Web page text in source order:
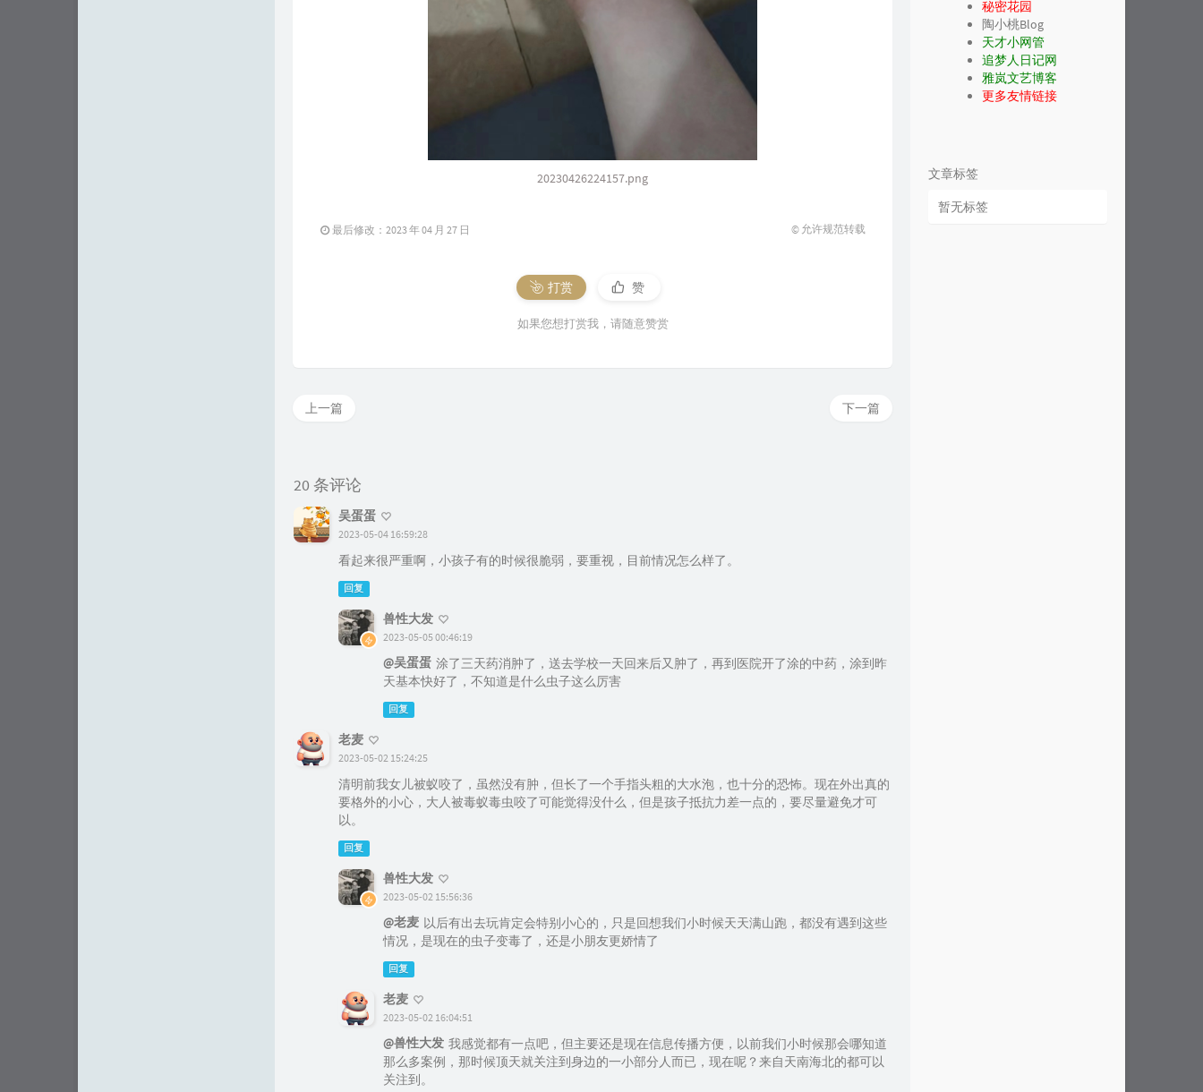
20230426224157.png
最后修改：2023 年 04 月 27 日 © 允许规范转载
打赏 赞
如果您想打赏我，请随意赞赏
下一篇
上一篇
20 条评论
吴蛋蛋
2023-05-04 16:59:28
看起来很严重啊，小孩子有的时候很脆弱，要重视，目前情况怎么样了。
回复
兽性大发
2023-05-05 00:46:19
@吴蛋蛋 涂了三天药消肿了，送去学校一天回来后又肿了，再到医院开了涂的中药，涂到昨
天基本快好了，不知道是什么虫子这么厉害
回复
老麦
2023-05-02 15:24:25
清明前我女儿被蚁咬了，虽然没有肿，但长了一个手指头粗的大水泡，也十分的恐怖。现在外出真的
要格外的小心，大人被毒蚁毒虫咬了可能觉得没什么，但是孩子抵抗力差一点的，要尽量避免才可
以。
回复
兽性大发
2023-05-02 15:56:36
@老麦 以后有出去玩肯定会特别小心的，只是回想我们小时候天天满山跑，都没有遇到这些
情况，是现在的虫子变毒了，还是小朋友更娇情了
回复
老麦
2023-05-02 16:04:51
@兽性大发 我感觉都有一点吧，但主要还是现在信息传播方便，以前我们小时候那会哪知道
那么多案例，那时候顶天就关注到身边的一小部分人而已，现在呢？来自天南海北的都可以
关注到。
秘密花园
陶小桃Blog
天才小网管
追梦人日记网
雅岚文艺博客
更多友情链接
文章标签
暂无标签